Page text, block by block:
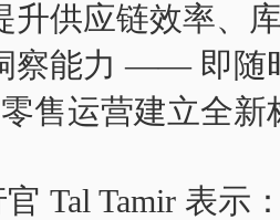
升供应链效率、
察能力 —— 即随
售运营建立全新
Tal Tamir 表示